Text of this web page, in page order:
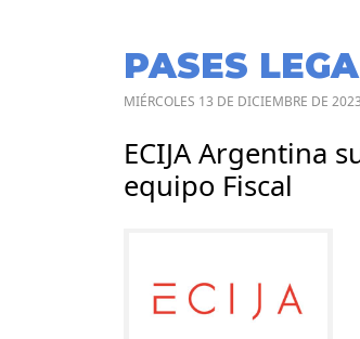
PASES
MIÉRCOLES 13 DE DICIEMBRE DE 2023
ECIJA Argentina
equipo Fiscal